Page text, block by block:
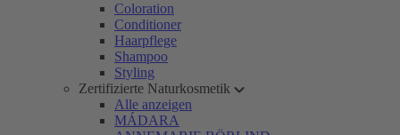
Coloration
Conditioner
Haarpflege
Shampoo
Styling
Zertifizierte Naturkosmetik
Alle anzeigen
MÁDARA